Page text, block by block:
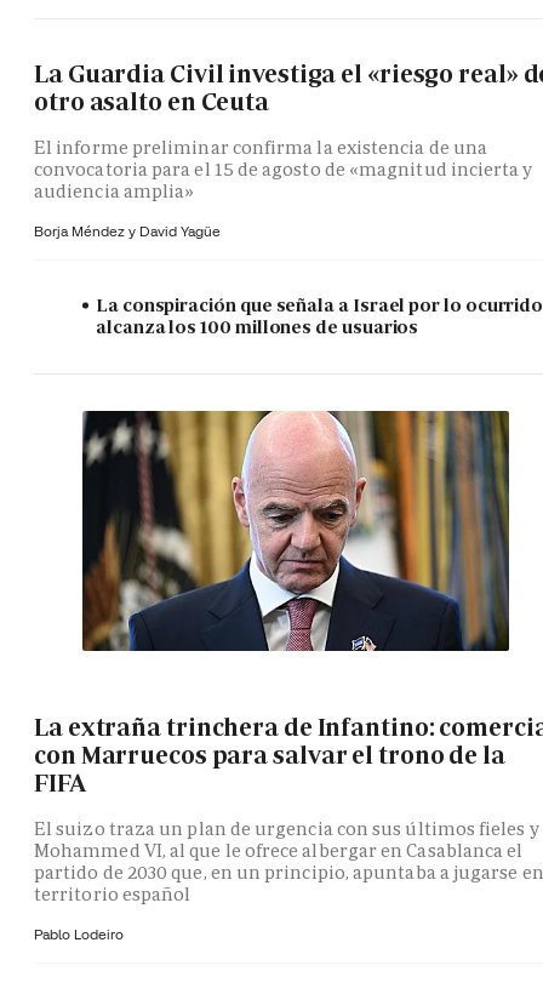
La Guardia Civil investiga el «riesgo real»
otro asalto en Ceuta
El informe preliminar confirma la existencia de una
convocatoria para el 15 de agosto de «magnitud incierta y
audiencia amplia»
Borja Méndez y David Yagüe
La conspiración que señala a Israel por lo ocurrido
alcanza los 100 millones de usuarios
La extraña trinchera de Infantino:
con Marruecos para salvar el trono de la
FIFA
El suizo traza un plan de urgencia con sus últimos fieles y
Mohammed VI, al que le ofrece albergar en Casablanca el
partido de 2030 que, en un principio, apuntaba a jugarse en
territorio español
Pablo Lodeiro